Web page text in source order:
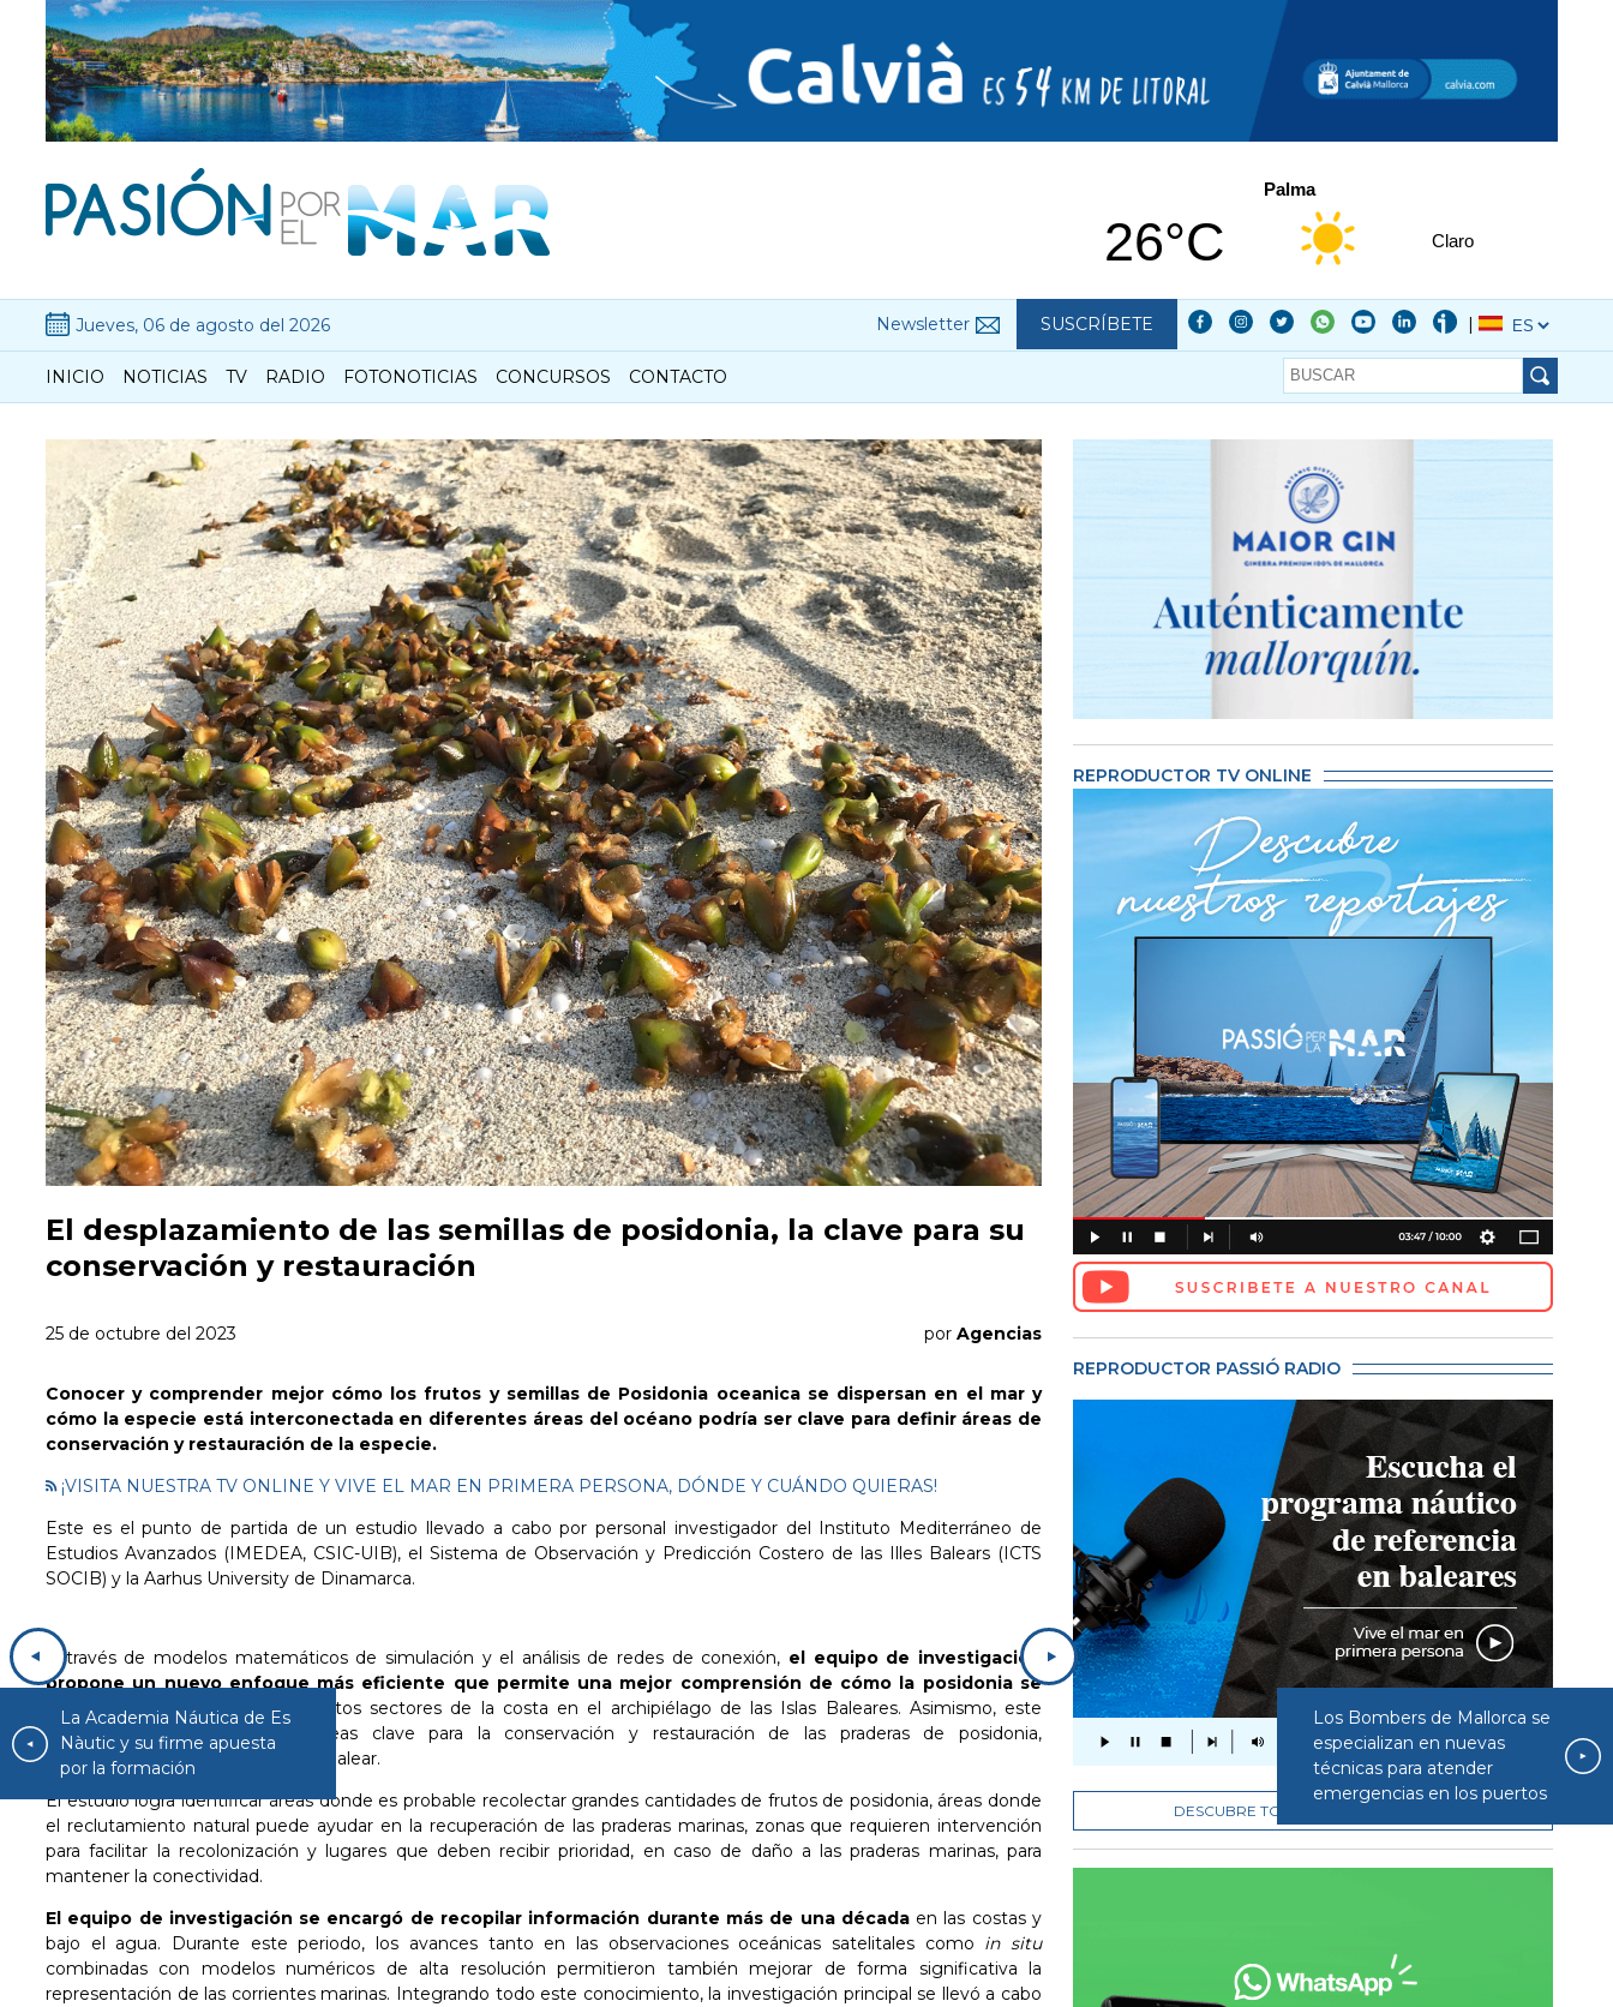
Palma
26°C Claro
Jueves, 06 de agosto del 2026 Newsletter SUSCRÍBETE |
INICIO NOTICIAS TV RADIO FOTONOTICIAS CONCURSOS CONTACTO
El desplazamiento de las semillas de posidonia, la clave para su
conservación y restauración
25 de octubre del 2023 por Agencias
Conocer y comprender mejor cómo los frutos y semillas de Posidonia oceanica se dispersan en el mar y
cómo la especie está interconectada en diferentes áreas del océano podría ser clave para definir áreas de
conservación y restauración de la especie.
¡VISITA NUESTRA TV ONLINE Y VIVE EL MAR EN PRIMERA PERSONA, DÓNDE Y CUÁNDO QUIERAS!
Este es el punto de partida de un estudio llevado a cabo por personal investigador del Instituto Mediterráneo de
Estudios Avanzados (IMEDEA, CSIC-UIB), el Sistema de Observación y Predicción Costero de las Illes Balears (ICTS
SOCIB) y la Aarhus University de Dinamarca.
© Jorge Terrados
A través de modelos matemáticos de simulación y el análisis de redes de conexión, el equipo de investigación
propone un nuevo enfoque más eficiente que permite una mejor comprensión de cómo la posidonia se
dispersa y conecta
entre distintos sectores de la costa en el archipiélago de las Islas Baleares. Asimismo, este
enfoque posibilita identificar áreas clave para la conservación y restauración
de las praderas de posidonia,
especialmente en el archipiélago balear.
El estudio logra identificar áreas donde es probable recolectar grandes cantidades de frutos de posidonia, áreas donde
el reclutamiento natural puede ayudar en la recuperación de las praderas marinas, zonas que requieren intervención
para facilitar la recolonización y lugares que deben recibir prioridad, en caso de daño a las praderas marinas, para
mantener la conectividad.
El equipo de investigación se encargó de recopilar información durante más de una décadaen las costas y
bajo el agua. Durante este periodo, los avances tanto en las observaciones oceánicas satelitales como in situ
combinadas con modelos numéricos de alta resolución permitieron también mejorar de forma significativa la
representación de las corrientes marinas. Integrando todo este conocimiento, la investigación principal se llevó a cabo
La Academia Náutica de Es
Nàutic y su firme apuesta
por la formación
Los Bombers de Mallorca se
especializan en nuevas
técnicas para atender
emergencias en los puertos
REPRODUCTOR TV ONLINE
REPRODUCTOR PASSIÓ RADIO
DESCUBRE TODOS LOS PROGRAMAS